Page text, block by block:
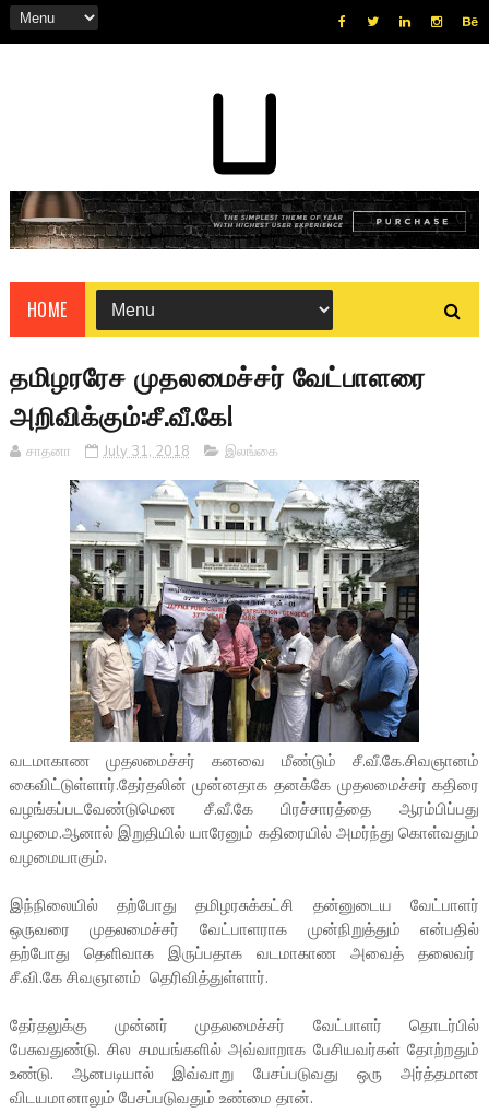
HOME
தமிழரரேச முதலமைச்சர் வேட்பாளரை
அறிவிக்கும்:சீ.வீ.கே!
சாதனா July 31, 2018 இலங்கை
வடமாகாண முதலமைச்சர் கனவை மீண்டும் சீ.வீ.கே.சிவஞானம்
கைவிட்டுள்ளார்.தேர்தலின் முன்னதாக தனக்கே முதலமைச்சர் கதிரை
வழங்கப்படவேண்டுமென சீ.வீ.கே பிரச்சாரத்தை ஆரம்பிப்பது
வழமை.ஆனால் இறுதியில் யாரேனும் கதிரையில் அமர்ந்து கொள்வதும்
வழமையாகும்.
இந்நிலையில் தற்போது தமிழரசுக்கட்சி தன்னுடைய வேட்பாளர்
ஒருவரை முதலமைச்சர் வேட்பாளராக முன்நிறுத்தும் என்பதில்
தற்போது தெளிவாக இருப்பதாக வடமாகாண அவைத் தலைவர்
சீ.வி.கே சிவஞானம் தெரிவித்துள்ளார்.
தேர்தலுக்கு முன்னர் முதலமைச்சர் வேட்பாளர் தொடர்பில்
பேசுவதுண்டு. சில சமயங்களில் அவ்வாறாக பேசியவர்கள் தோற்றதும்
உண்டு. ஆனபடியால் இவ்வாறு பேசப்படுவது ஒரு அர்த்தமான
விடயமானாலும் பேசப்படுவதும் உண்மை தான்.